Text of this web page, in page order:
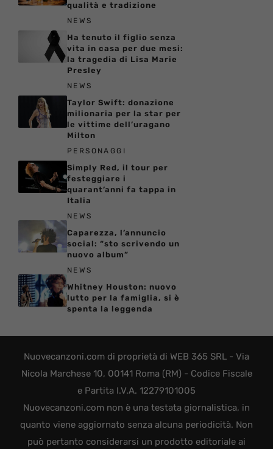
qualità e tradizione
NEWS
Ha tenuto il figlio senza
vita in casa per due mesi:
la tragedia di Lisa Marie
Presley
NEWS
Taylor Swift: donazione
milionaria per la star per
le vittime dell’uragano
Milton
PERSONAGGI
Simply Red, il tour per
festeggiare i
quarant’anni fa tappa in
Italia
NEWS
Caparezza, l’annuncio
social: “sto scrivendo un
nuovo album”
NEWS
Whitney Houston: nuovo
lutto per la famiglia, si è
spenta la leggenda
Nuovecanzoni.com di proprietà di WEB 365 SRL - Via
Nicola Marchese 10, 00141 Roma (RM) - Codice Fiscale
e Partita I.V.A. 12279101005
Nuovecanzoni.com non è una testata giornalistica, in
quanto viene aggiornato senza alcuna periodicità. Non
può pertanto considerarsi un prodotto editoriale ai